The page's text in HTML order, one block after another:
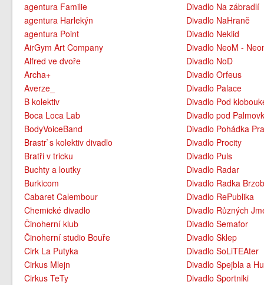
agentura Familie
agentura Harlekýn
agentura Point
AirGym Art Company
Alfred ve dvoře
Archa+
Averze_
B kolektiv
Boca Loca Lab
BodyVoiceBand
Brastr`s kolektiv divadlo
Bratři v tricku
Buchty a loutky
Burkicom
Cabaret Calembour
Chemické divadlo
Činoherní klub
Činoherní studio Bouře
Cirk La Putyka
Cirkus Mlejn
Cirkus TeTy
Divadlo Na zábradlí
Divadlo NaHraně
Divadlo Neklid
Divadlo NeoM -
Divadlo NoD
Divadlo Orfeus
Divadlo Palace
Divadlo Pod
Divadlo pod
Divadlo Pohádka
Divadlo Procity
Divadlo Puls
Divadlo Radar
Divadlo Radka
Divadlo RePublika
Divadlo Různých
Divadlo Semafor
Divadlo Sklep
Divadlo SoLiTEAter
Divadlo Spejbla a
Divadlo Športniki